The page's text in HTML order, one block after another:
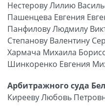
Нестерову Лилию
Пашенцева Евгения
Панфилову Людмилу
Степанову Валентину
Хармача Михаила
Шинкоренко Евгения
Арбитражного суда
Кирееву Любовь